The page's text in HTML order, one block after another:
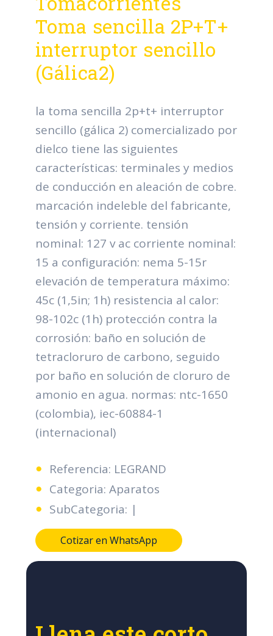
Toma sencilla 2P+T+
interruptor sencillo
(Gálica2)
la toma sencilla 2p+t+ interruptor
sencillo (gálica 2) comercializado por
dielco tiene las siguientes
características: terminales y medios
de conducción en aleación de cobre.
marcación indeleble del fabricante,
tensión y corriente. tensión
nominal: 127 v ac corriente nominal:
15 a configuración: nema 5-15r
elevación de temperatura máximo:
45c (1,5in; 1h) resistencia al calor:
98-102c (1h) protección contra la
corrosión: baño en solución de
tetracloruro de carbono, seguido
por baño en solución de cloruro de
amonio en agua. normas: ntc-1650
(colombia), iec-60884-1
(internacional)
Referencia: LEGRAND
Categoria: Aparatos
SubCategoria: |
Cotizar en WhatsApp